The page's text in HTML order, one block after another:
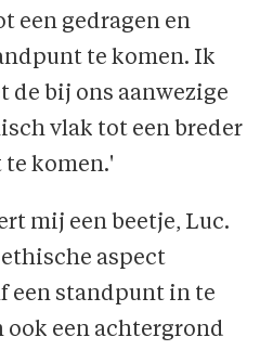
een gedragen en
te komen. Ik
de bij ons aanwezige
vlak tot een breder
komen.'
mij een beetje, Luc.
aspect
een standpunt in te
ook een achtergrond